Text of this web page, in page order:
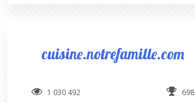
cuisine.notrefamille.com
1 030 492 698